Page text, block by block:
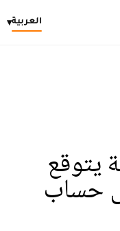
العربية▾
يتوقع
حساب